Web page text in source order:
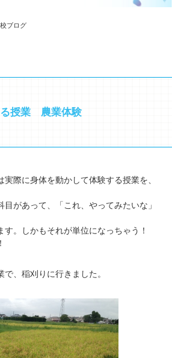
ブログ
る授業 農業体験
際に身体を動かして体験する授業を、
があって、「これ、やってみたいな」
。しかもそれが単位になっちゃう！
、稲刈りに行きました。